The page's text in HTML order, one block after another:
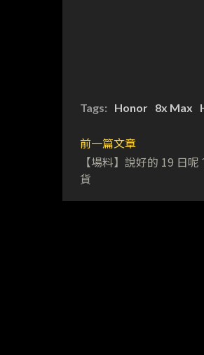
Tags: Honor 8x Max
前一篇文章
【場料】說好的 19 日
貨